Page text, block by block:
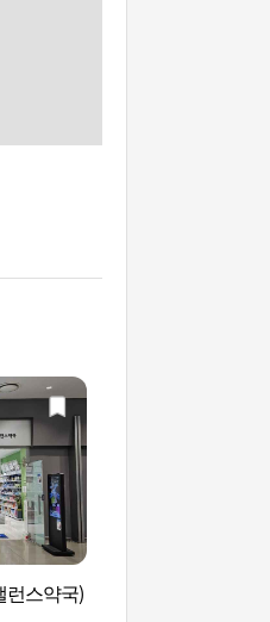
런스약국)